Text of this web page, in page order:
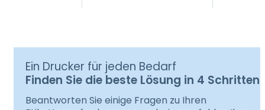
Ein Drucker für jeden Bedarf
Finden Sie die beste Lösung in 4 Schritten
Beantworten Sie einige Fragen zu Ihren